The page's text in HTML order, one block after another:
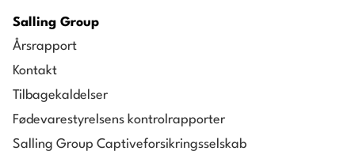
Salling Group
Årsrapport
Kontakt
Tilbagekaldelser
Fødevarestyrelsens kontrolrapporter
Salling Group Captiveforsikringsselskab